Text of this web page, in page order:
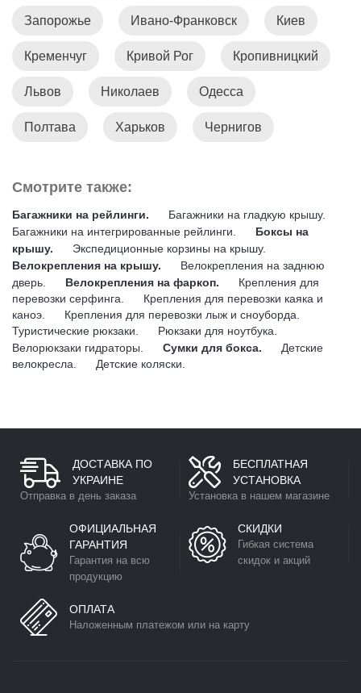
Крепление для велосипеда на автомобиль
• Крепление для велосипеда на заднюю дверь.
перевозки велосипедов.
Запорожье Ивано-Франковск Киев
Кременчуг Кривой Рог Кропивницкий
Львов Николаев Одесса
Полтава Харьков Чернигов
Смотрите также:
Багажники на рейлинги.
Багажники на гладкую крышу.
Багажники на интегрированные рейлинги.
Боксы на
крышу.
Экспедиционные корзины на крышу.
Велокрепления на крышу.
Велокрепления на заднюю
дверь.
Велокрепления на фаркоп.
Крепления для
перевозки серфинга.
Крепления для перевозки каяка и
каноэ.
Крепления для перевозки лыж и сноуборда.
Туристические рюкзаки.
Рюкзаки для ноутбука.
Велорюкзаки гидраторы.
Сумки для бокса.
Детские
велокресла.
Детские коляски.
ДОСТАВКА ПО
УКРАИНЕ
Отправка в день заказа
БЕСПЛАТНАЯ
УСТАНОВКА
Установка в нашем магазине
ОФИЦИАЛЬНАЯ
ГАРАНТИЯ
Гарантия на всю
продукцию
СКИДКИ
Гибкая система
скидок и акций
ОПЛАТА
Наложенным платежом или на карту